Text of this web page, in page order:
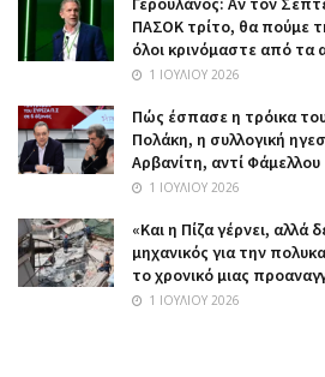
ΠΑΣΟΚ τρίτο, θα πούμε
όλοι κρινόμαστε από
1 ΙΟΥΛΊΟΥ 2026
Πώς έσπασε η τρόικα
Πολάκη, η συλλογική
Αρβανίτη, αντί Φάμελλου
1 ΙΟΥΛΊΟΥ 2026
«Και η Πίζα γέρνει, αλλά
μηχανικός για την
το χρονικό μιας
1 ΙΟΥΛΊΟΥ 2026